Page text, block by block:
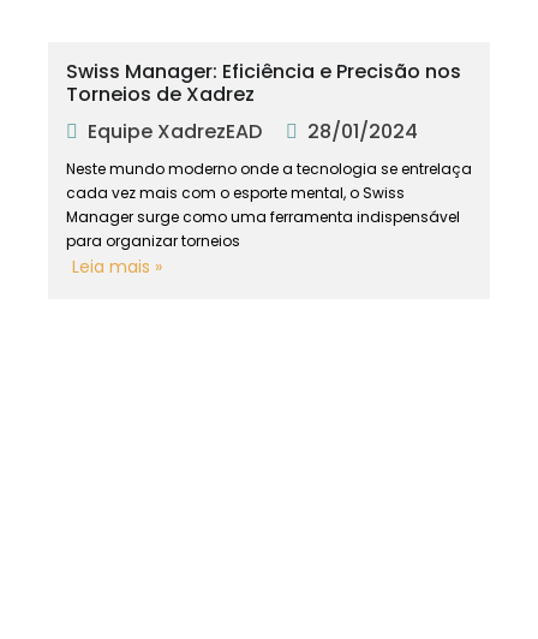
Swiss Manager: Eficiência e Precisão nos
Torneios de Xadrez
Equipe XadrezEAD
28/01/2024
Neste mundo moderno onde a tecnologia se entrelaça
cada vez mais com o esporte mental, o Swiss
Manager surge como uma ferramenta indispensável
para organizar torneios
Leia mais »